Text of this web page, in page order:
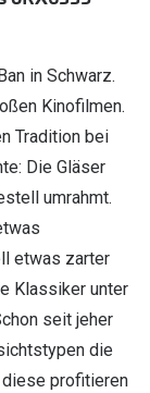
in Schwarz.
Kinofilmen.
Tradition bei
Die Gläser
umrahmt.
etwas zarter
Klassiker unter
seit jeher
die
diese profitieren